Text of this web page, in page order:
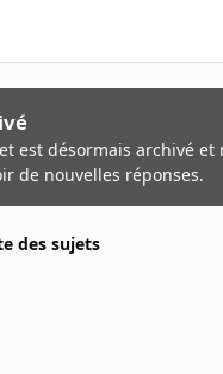
est désormais archivé et
de nouvelles réponses.
des sujets